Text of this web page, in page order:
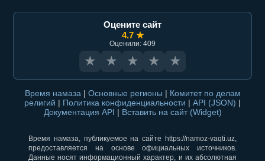
Оцените сайт
4.7 ★
Оценили: 409
★ ★ ★ ★ ★
Время намаза | Основные регионы | Комитет по делам
религий | Политика конфиденциальности | API (JSON) |
Документация API | Вставить на сайт (Widget)
Время намаза, публикуемое на сайте https://namoz-vaqti.uz,
предоставляется на основе официальных источников.
Данные носят информационный характер, и их абсолютная